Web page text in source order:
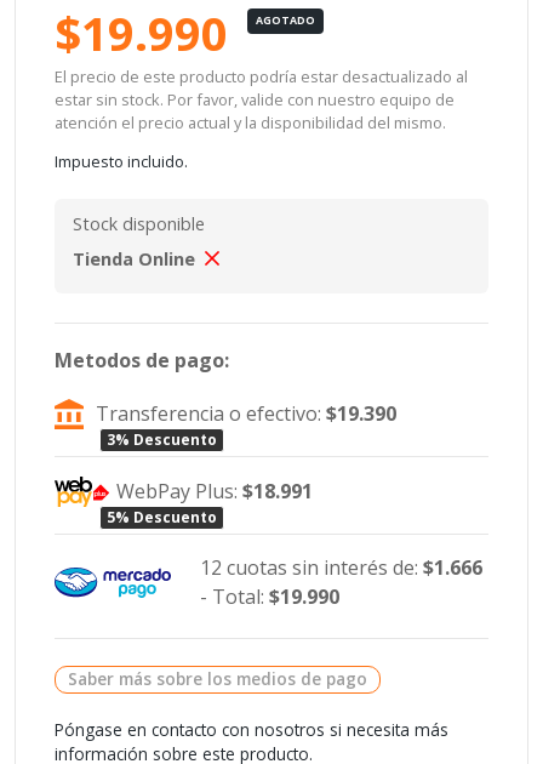
$19.990 AGOTADO
El precio de este producto podría estar desactualizado al
estar sin stock. Por favor, valide con nuestro equipo de
atención el precio actual y la disponibilidad del mismo.
Impuesto incluido.
Stock disponible
Tienda Online
Metodos de pago:
Transferencia o efectivo:$19.390
3% Descuento
WebPay Plus:$18.991
5% Descuento
12 cuotas sin interés de: $1.666
- Total: $19.990
Saber más sobre los medios de pago
Póngase en contacto con nosotros si necesita más
información sobre este producto.